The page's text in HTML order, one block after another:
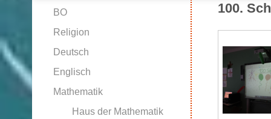
100.
BO
Religion
Deutsch
Englisch
Mathematik
Haus der Mathematik